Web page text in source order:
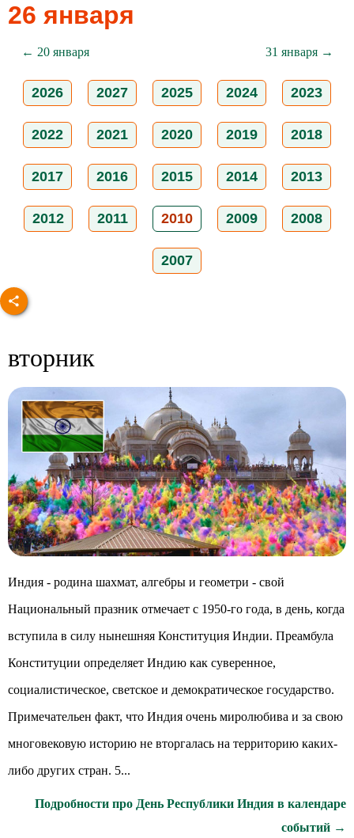
26 января
← 20 января 31 января →
2026 2027 2025 2024 2023
2022 2021 2020 2019 2018
2017 2016 2015 2014 2013
2012 2011 2010 2009 2008
2007
вторник
Индия - родина шахмат, алгебры и геометри - свой
Национальный празник отмечает с 1950-го года, в день, когда
вступила в силу нынешняя Конституция Индии. Преамбула
Конституции определяет Индию как суверенное,
социалистическое, светское и демократическое государство.
Примечательен факт, что Индия очень миролюбива и за свою
многовековую историю не вторгалась на территорию каких-
либо других стран. 5...
Подробности про День Республики Индия в календаре
событий →